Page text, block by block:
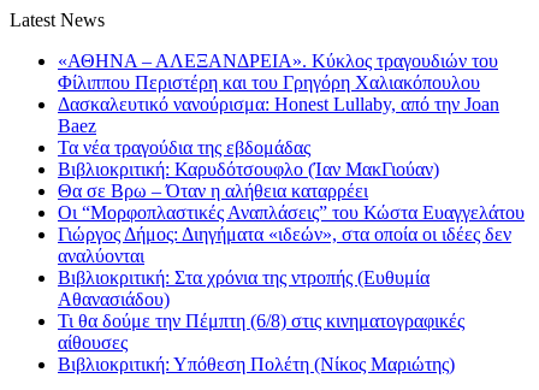
Latest News
«ΑΘΗΝΑ – ΑΛΕΞΑΝΔΡΕΙΑ». Κύκλος τραγουδιών του
Φίλιππου Περιστέρη και του Γρηγόρη Χαλιακόπουλου
Δασκαλευτικό νανούρισμα: Honest Lullaby, από την Joan
Baez
Τα νέα τραγούδια της εβδομάδας
Βιβλιοκριτική: Καρυδότσουφλο (Ίαν ΜακΓιούαν)
Θα σε Βρω – Όταν η αλήθεια καταρρέει
Οι “Μορφοπλαστικές Αναπλάσεις” του Κώστα Ευαγγελάτου
Γιώργος Δήμος: Διηγήματα «ιδεών», στα οποία οι ιδέες δεν
αναλύονται
Βιβλιοκριτική: Στα χρόνια της ντροπής (Ευθυμία
Αθανασιάδου)
Τι θα δούμε την Πέμπτη (6/8) στις κινηματογραφικές
αίθουσες
Βιβλιοκριτική: Υπόθεση Πολέτη (Νίκος Μαριώτης)